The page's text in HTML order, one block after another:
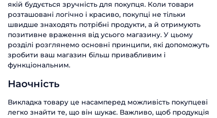
якій будується зручність для покупця. Коли товари
розташовані логічно і красиво, покупці не тільки
швидше знаходять потрібні продукти, а й отримують
позитивне враження від усього магазину. У цьому
розділі розглянемо основні принципи, які допоможуть
зробити ваш магазин більш привабливим і
функціональним.
Наочність
Викладка товару це насамперед можливість покупцеві
легко знайти те, що він шукає. Важливо, щоб продукція